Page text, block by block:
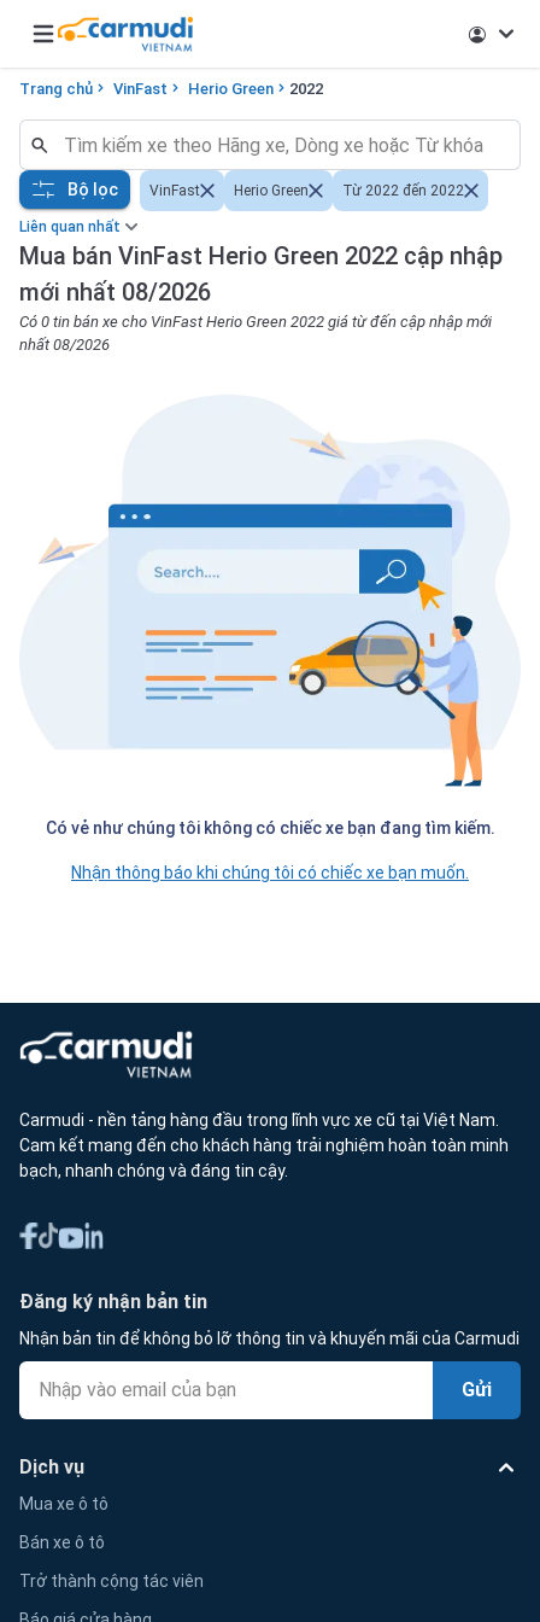
Open main menu
Trang chủ VinFast Herio Green 2022
Liên quan nhất
Mua bán VinFast Herio Green 2022 cập nhập
mới nhất 08/2026
Có 0 tin bán xe cho VinFast Herio Green 2022 giá từ đến cập nhập mới
nhất 08/2026
Bộ lọc VinFast Herio Green Từ 2022 đến 2022
Có vẻ như chúng tôi không có chiếc xe bạn đang tìm kiếm.
Nhận thông báo khi chúng tôi có chiếc xe bạn muốn.
Carmudi - nền tảng hàng đầu trong lĩnh vực xe cũ tại Việt Nam.
Cam kết mang đến cho khách hàng trải nghiệm hoàn toàn minh
bạch, nhanh chóng và đáng tin cậy.
Đăng ký nhận bản tin
Nhận bản tin để không bỏ lỡ thông tin và khuyến mãi của Carmudi
Gửi
Dịch vụ
Mua xe ô tô
Bán xe ô tô
Trở thành cộng tác viên